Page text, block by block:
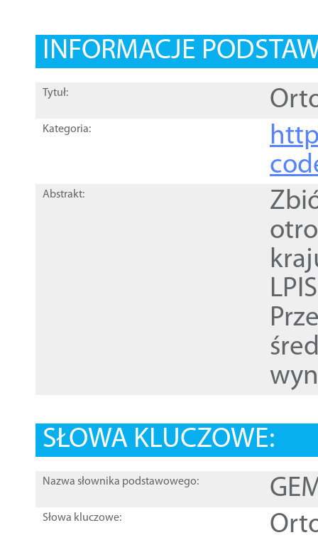
INFORMACJE
Tytuł:
Kategoria:
Abstrakt:
SŁOWA KLUCZOWE:
Nazwa słownika podstawowego:
Słowa kluczowe: